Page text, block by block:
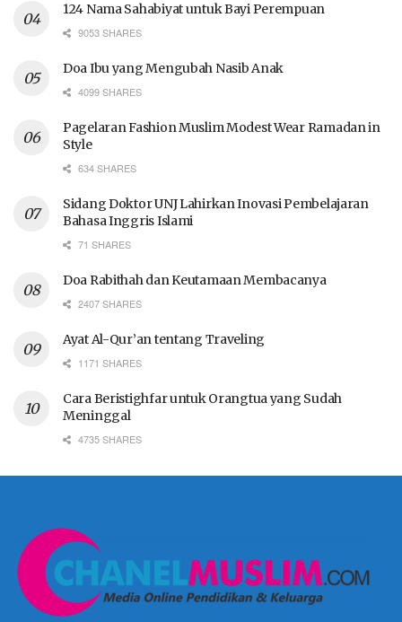
124 Nama Sahabiyat untuk Bayi Perempuan
9053 SHARES
Doa Ibu yang Mengubah Nasib Anak
4099 SHARES
Pagelaran Fashion Muslim Modest Wear Ramadan in
Style
634 SHARES
Sidang Doktor UNJ Lahirkan Inovasi Pembelajaran
Bahasa Inggris Islami
71 SHARES
Doa Rabithah dan Keutamaan Membacanya
2407 SHARES
Ayat Al-Qur’an tentang Traveling
1171 SHARES
Cara Beristighfar untuk Orangtua yang Sudah
Meninggal
4735 SHARES